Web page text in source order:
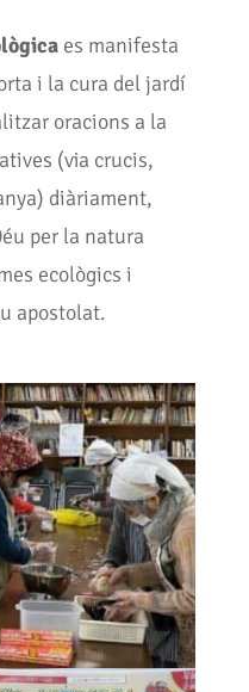
es manifesta
i la cura del jardí
oracions a la
(via crucis,
diàriament,
per la natura
ecològics i
apostolat.